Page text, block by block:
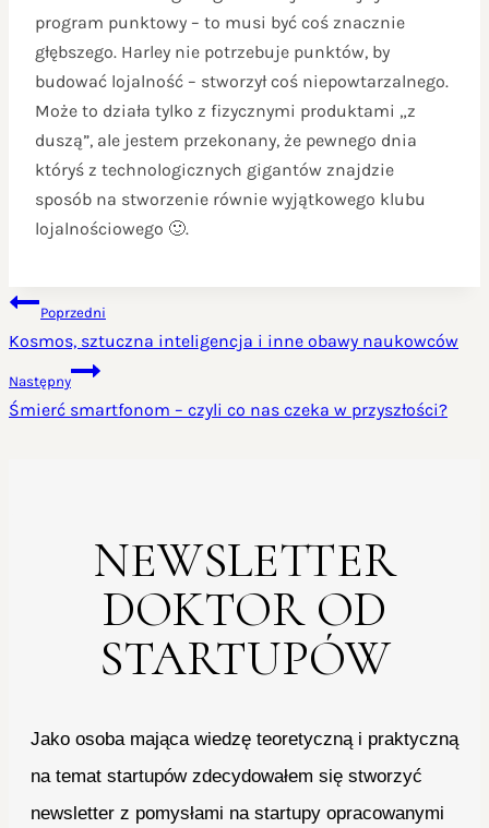
program punktowy – to musi być coś znacznie
głębszego. Harley nie potrzebuje punktów, by
budować lojalność – stworzył coś niepowtarzalnego.
Może to działa tylko z fizycznymi produktami „z
duszą”, ale jestem przekonany, że pewnego dnia
któryś z technologicznych gigantów znajdzie
sposób na stworzenie równie wyjątkowego klubu
lojalnościowego 🙂.
NAWIGACJA
WPISU
Poprzedni
Kosmos, sztuczna inteligencja i inne obawy naukowców
Następny
Śmierć smartfonom – czyli co nas czeka w przyszłości?
NEWSLETTER
DOKTOR OD
STARTUPÓW
Jako osoba mająca wiedzę teoretyczną i praktyczną
na temat startupów zdecydowałem się stworzyć
newsletter z pomysłami na startupy opracowanymi